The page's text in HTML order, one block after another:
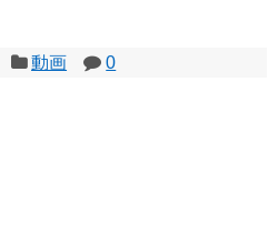
動画 0